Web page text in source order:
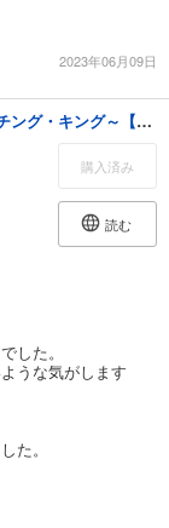
2023年06月09日
オメガになった王と剣闘士～ビッチング・キング～【特別版】(イラスト付き)
購入済み
読む
した。
うな気がします
た。